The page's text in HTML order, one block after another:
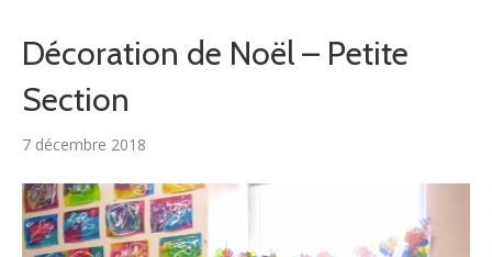
Décoration de Noël – Petite
Section
7 décembre 2018